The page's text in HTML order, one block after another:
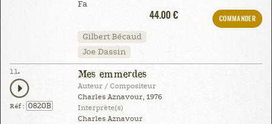
Fa
44.00 €
COMMANDER
Gilbert Bécaud
Joe Dassin
11.
Réf : 0820B
Mes emmerdes
Auteur / Compositeur
Charles Aznavour, 1976
Interprète(s)
Charles Aznavour